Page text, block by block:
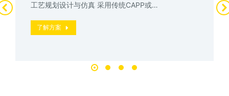
工艺规划设计与仿真 采用传统CAPP或…
了解方案